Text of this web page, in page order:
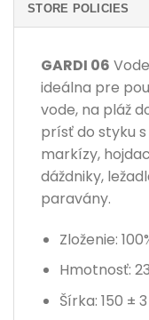
STORE POLICIES
GARDI 06
ideálna pre
vode, na pláž
prísť do styku s
markízy,
dáždniky,
paravány.
Zloženie:
Hmotnosť:
Šírka: 150 ±